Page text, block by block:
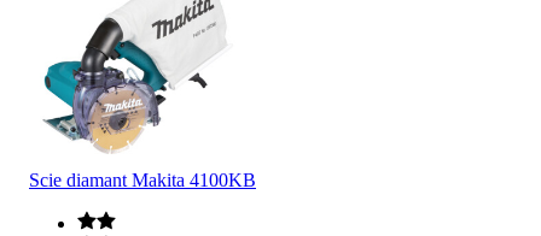
Scie diamant Makita 4100KB